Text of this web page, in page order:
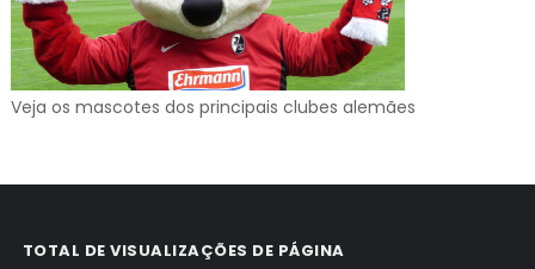
Veja os mascotes dos principais clubes alemães
TOTAL DE VISUALIZAÇÕES DE PÁGINA